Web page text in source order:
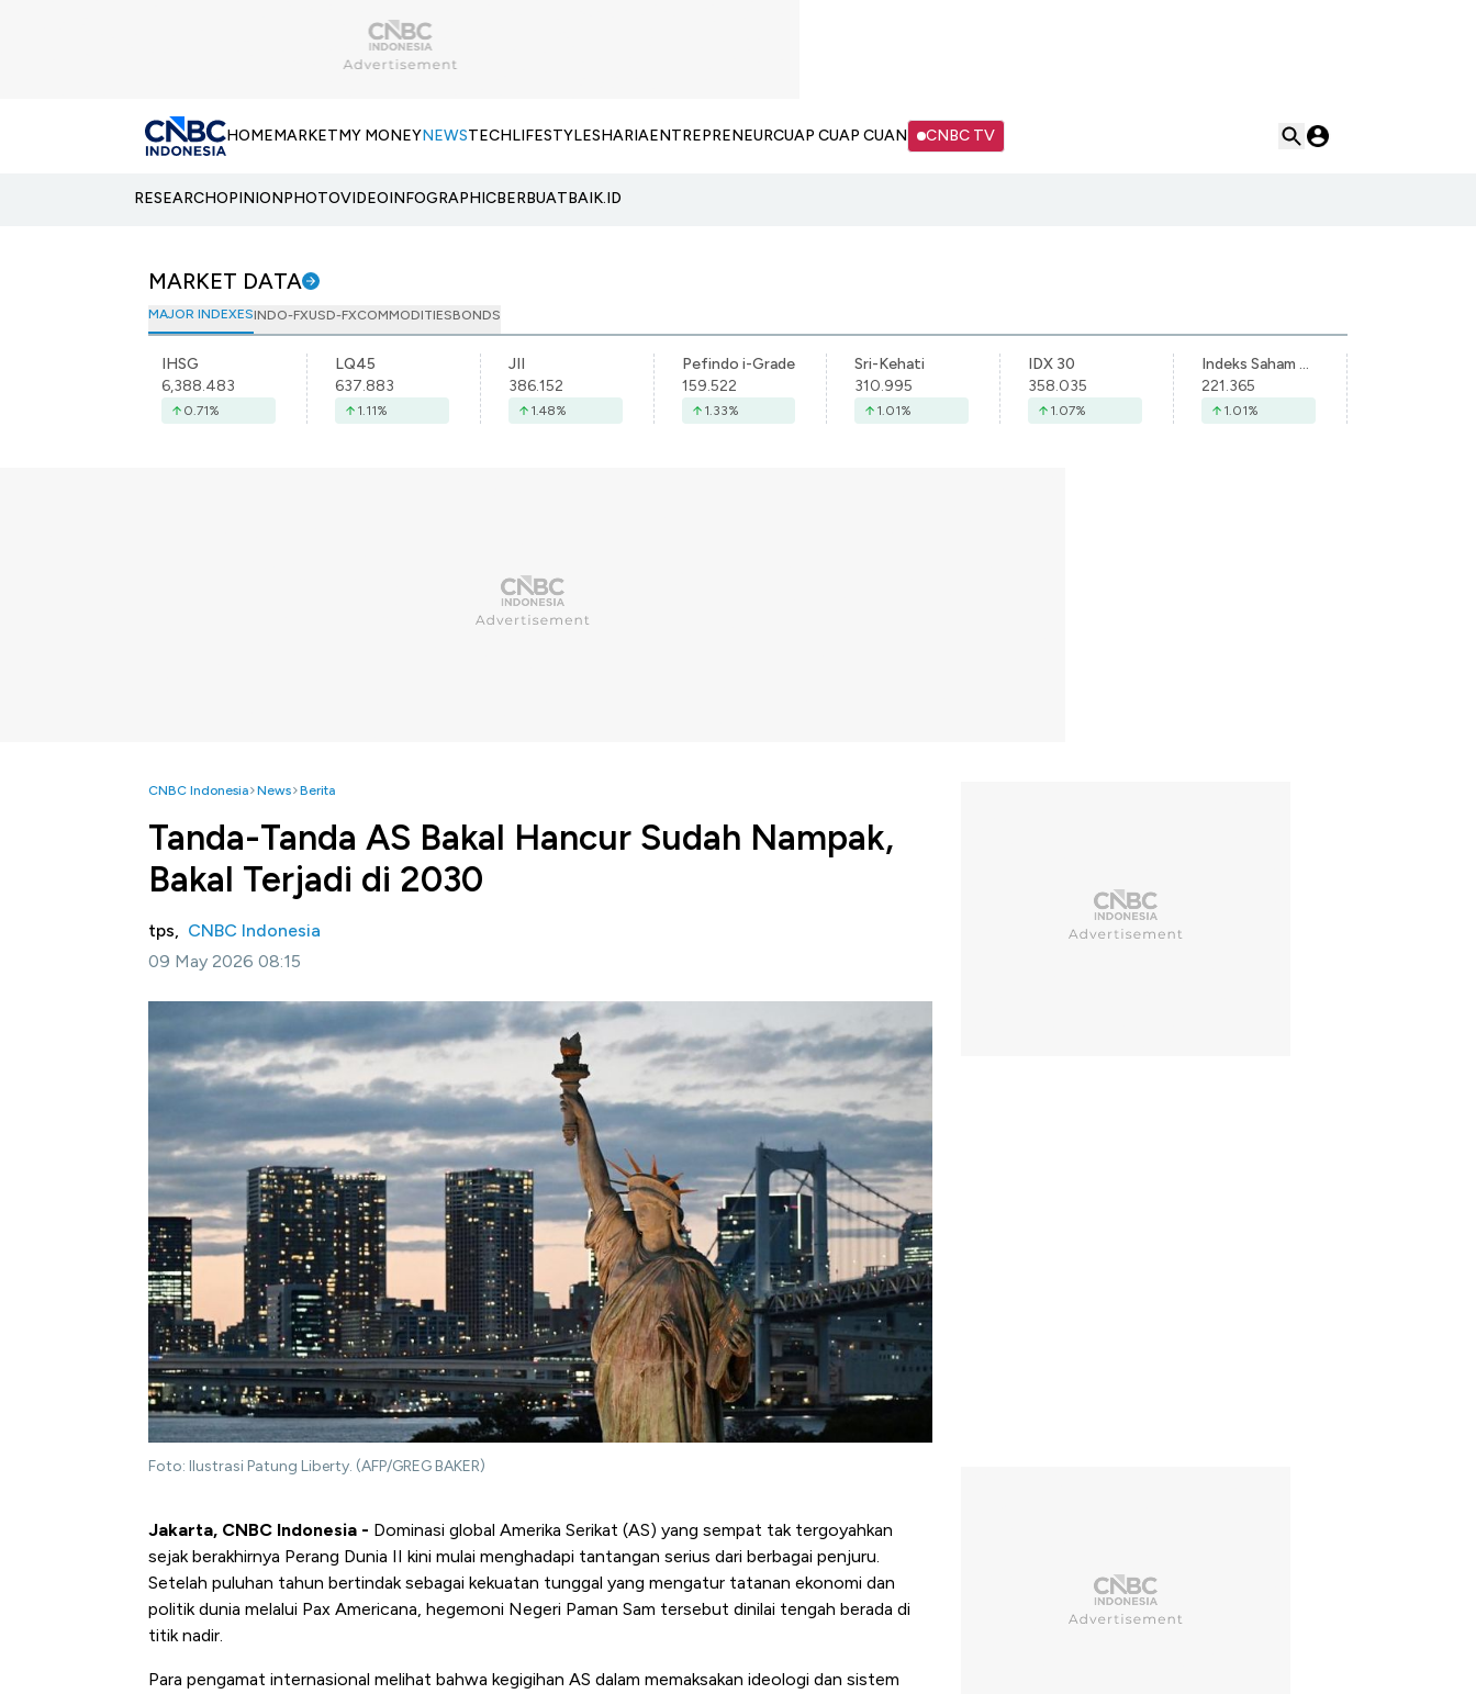
HOMEMARKETMY MONEYNEWSTECHLIFESTYLESHARIAENTREPRENEURCUAP CUAP CUAN CNBC TV
RESEARCHOPINIONPHOTOVIDEOINFOGRAPHICBERBUATBAIK.ID
MARKET DATA
MAJOR INDEXESINDO-FXUSD-FXCOMMODITIESBONDS
IHSG
6,388.483
0.71%
LQ45
637.883
1.11%
JII
386.152
1.48%
Pefindo i-Grade
159.522
1.33%
Sri-Kehati
310.995
1.01%
IDX 30
358.035
1.07%
Indeks Saham Syariah Indonesia
221.365
1.01%
CNBC Indonesia News Berita
Tanda-Tanda AS Bakal Hancur Sudah Nampak,
Bakal Terjadi di 2030
tps, CNBC Indonesia
09 May 2026 08:15
Foto: Ilustrasi Patung Liberty. (AFP/GREG BAKER)
Jakarta, CNBC Indonesia - Dominasi global Amerika Serikat (AS) yang sempat tak tergoyahkan
sejak berakhirnya Perang Dunia II kini mulai menghadapi tantangan serius dari berbagai penjuru.
Setelah puluhan tahun bertindak sebagai kekuatan tunggal yang mengatur tatanan ekonomi dan
politik dunia melalui Pax Americana, hegemoni Negeri Paman Sam tersebut dinilai tengah berada di
titik nadir.
Para pengamat internasional melihat bahwa kegigihan AS dalam memaksakan ideologi dan sistem